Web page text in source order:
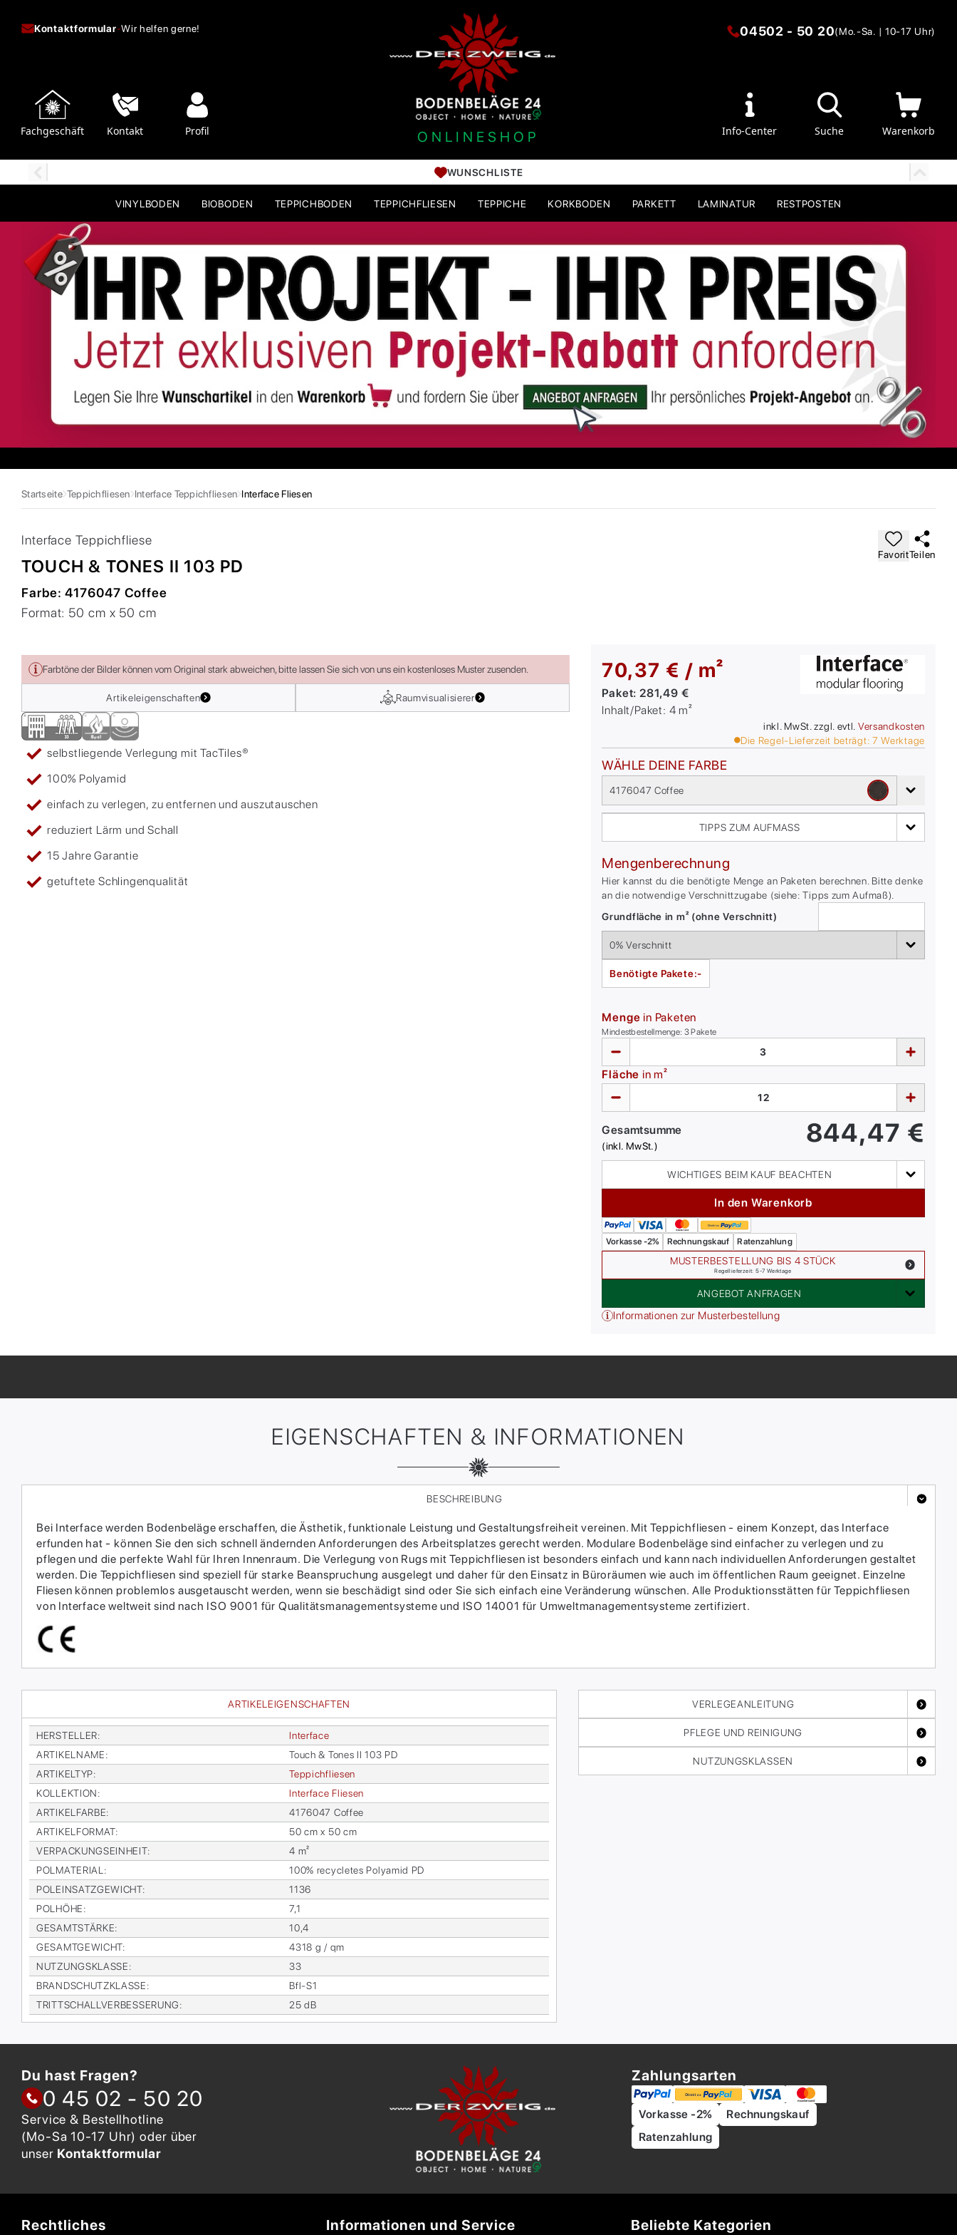
Kontaktformular-Wir helfen gerne!
Fachgeschäft Kontakt Profil ONLINESHOP
04502 - 50 20(Mo.-Sa. | 10-17 Uhr)
Info-Center Suche Warenkorb
WUNSCHLISTE
VINYLBODEN BIOBODEN TEPPICHBODEN TEPPICHFLIESEN TEPPICHE KORKBODEN PARKETT LAMINATUR RESTPOSTEN
Startseite Teppichfliesen Interface Teppichfliesen Interface Fliesen
Interface Teppichfliese
TOUCH & TONES II 103 PD
Farbe:4176047 Coffee
Format: 50 cm x 50 cm
FavoritTeilen
Farbtöne der Bilder können vom Original stark abweichen, bitte lassen Sie sich von uns ein kostenloses Muster zusenden.
Artikeleigenschaften Raumvisualisierer
selbstliegende Verlegung mit TacTiles®
100% Polyamid
einfach zu verlegen, zu entfernen und auszutauschen
reduziert Lärm und Schall
15 Jahre Garantie
getuftete Schlingenqualität
70,37 € / m²
Paket: 281,49 €
Inhalt/Paket: 4 m²
inkl. MwSt. zzgl. evtl. Versandkosten
Die Regel-Lieferzeit beträgt: 7 Werktage
WÄHLE DEINE FARBE
4176047 Coffee
TIPPS ZUM AUFMASS
Mengenberechnung
Hier kannst du die benötigte Menge an Paketen berechnen. Bitte denke
an die notwendige Verschnittzugabe (siehe: Tipps zum Aufmaß).
Grundfläche in m² (ohne Verschnitt)
Benötigte Pakete:-
Menge in Paketen
Mindestbestellmenge: 3Pakete
Fläche in m²
Gesamtsumme
(inkl. MwSt.) 844,47 €
WICHTIGES BEIM KAUF BEACHTEN
In den Warenkorb
Vorkasse -2% Rechnungskauf Ratenzahlung
MUSTERBESTELLUNG BIS 4 STÜCK
Regellieferzeit: 5-7 Werktage
ANGEBOT ANFRAGEN
Informationen zur Musterbestellung
EIGENSCHAFTEN & INFORMATIONEN
ARTIKELEIGENSCHAFTEN
HER­STEL­LER:
In­ter­face
AR­TI­KEL­NA­ME:
Touch & To­nes II 103 PD
AR­TI­KEL­TYP:
Tep­pich­flie­sen
KOL­LEK­TI­ON:
In­ter­face Flie­sen
AR­TI­KEL­FAR­BE:
4176047 Cof­fee
AR­TI­KEL­FOR­MAT:
50 cm x 50 cm
VER­PA­CKUNGS­EIN­HEIT:
4 m²
POL­MA­TE­RI­AL:
100% re­cy­cle­tes Po­ly­amid PD
POL­EIN­SATZ­GE­WICHT:
1136
POL­HÖ­HE:
7,1
GE­SAMT­STÄR­KE:
10,4
GE­SAMT­GE­WICHT:
4318 g / qm
NUT­ZUNGS­KLAS­SE:
33
BRAND­SCHUTZ­KLAS­SE:
Bfl-S1
TRITT­SCHALL­VER­BES­SE­RUNG: 25 dB
BESCHREIBUNG
Bei Interface werden Bodenbeläge erschaffen, die Ästhetik, funktionale Leistung und Gestaltungsfreiheit vereinen. Mit Teppichfliesen - einem Konzept, das Interface
erfunden hat - können Sie den sich schnell ändernden Anforderungen des Arbeitsplatzes gerecht werden. Modulare Bodenbeläge sind einfacher zu verlegen und zu
pflegen und die perfekte Wahl für Ihren Innenraum.​ Die Verlegung von Rugs mit Teppichfliesen ist besonders einfach und kann nach individuellen Anforderungen gestaltet
werden.​ Die Teppichfliesen sind speziell für starke Beanspruchung ausgelegt und daher für den Einsatz in Büroräumen wie auch im öffentlichen Raum geeignet. Einzelne
Fliesen können problemlos ausgetauscht werden, wenn sie beschädigt sind oder Sie sich einfach eine Veränderung wünschen. Alle Produktionsstätten für Teppichfliesen
von Interface weltweit sind nach ISO 9001 für Qualitätsmanagementsysteme und ISO 14001 für Umweltmanagementsysteme zertifiziert.
VERLEGEANLEITUNG
PFLEGE UND REINIGUNG
NUTZUNGSKLASSEN
Du hast Fragen?
0 45 02 - 50 20
Service & Bestellhotline
(Mo-Sa 10-17 Uhr) oder über
unser Kontaktformular
Zahlungsarten
Vorkasse -2%
Rechnungskauf
Ratenzahlung
Rechtliches Informationen und Service Beliebte Kategorien